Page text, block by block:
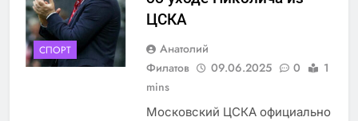
СПОРТ
ЦСКА
Анатолий
Филатов
09.06.2025 0
1
mins
Московский ЦСКА официально